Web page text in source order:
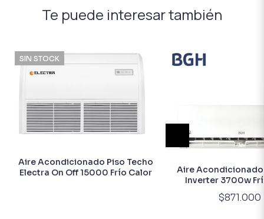
Te puede interesar también
SIN STOCK
Aire Acondicionado Piso Techo
Electra On Off 15000 Frío Calor
Aire Acondicionado
Inverter 3700w
$871.000